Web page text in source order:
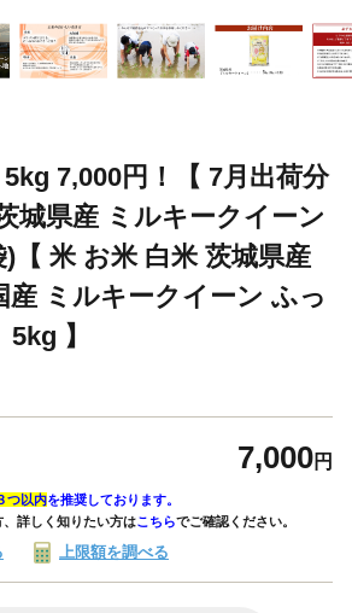
5kg 7,000円！【 7月出荷分
城県産 ミルキークイーン
【 米 お米 白米 茨城県産
産 ミルキークイーン ふっ
】
7,000円
つ以内を推奨しております。
詳しく知りたい方はこちらでご確認ください。
上限額を調べる